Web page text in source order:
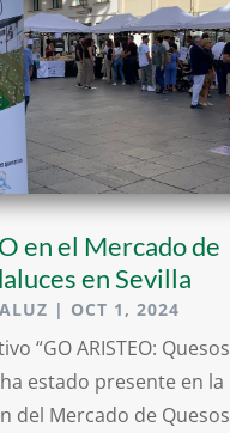
en el Mercado de
en Sevilla
| OCT 1, 2024
“GO ARISTEO: Quesos
estado presente en la
del Mercado de Quesos